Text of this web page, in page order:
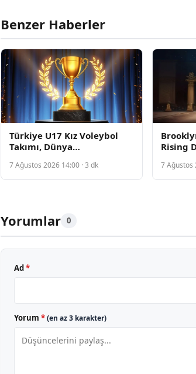
Benzer Haberler
Türkiye U17 Kız Voleybol
Takımı, Dünya
Geçti
7 Ağustos 2026 14:00 · 3 dk
Rising
7 Ağustos
Yorumlar 0
Ad*
Yorum *(en az 3 karakter)